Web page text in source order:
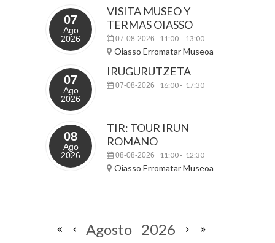
07
Ago
2026
VISITA MUSEO Y
TERMAS OIASSO
07-08-2026 11:00- 13:00
Oiasso Erromatar Museoa
07
Ago
2026
IRUGURUTZETA
07-08-2026 16:00- 17:30
08
Ago
2026
TIR: TOUR IRUN
ROMANO
08-08-2026 11:00- 12:30
Oiasso Erromatar Museoa
Agosto 2026